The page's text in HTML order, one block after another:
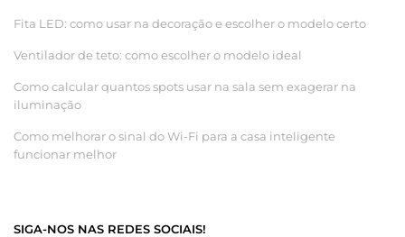
Fita LED: como usar na decoração e escolher o modelo certo
Ventilador de teto: como escolher o modelo ideal
Como calcular quantos spots usar na sala sem exagerar na
iluminação
Como melhorar o sinal do Wi-Fi para a casa inteligente
funcionar melhor
SIGA-NOS NAS REDES SOCIAIS!